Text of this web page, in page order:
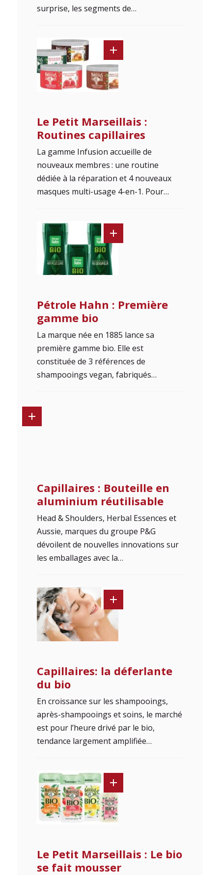
surprise, les segments de…
Le Petit Marseillais :
Routines capillaires
La gamme Infusion accueille de
nouveaux membres : une routine
dédiée à la réparation et 4 nouveaux
masques multi-usage 4-en-1. Pour…
Pétrole Hahn : Première
gamme bio
La marque née en 1885 lance sa
première gamme bio. Elle est
constituée de 3 références de
shampooings vegan, fabriqués…
Capillaires : Bouteille en
aluminium réutilisable
Head & Shoulders, Herbal Essences et
Aussie, marques du groupe P&G
dévoilent de nouvelles innovations sur
les emballages avec la…
Capillaires: la déferlante
du bio
En croissance sur les shampooings,
après-shampooings et soins, le marché
est pour l’heure drivé par le bio,
tendance largement amplifiée…
Le Petit Marseillais : Le bio
se fait mousser